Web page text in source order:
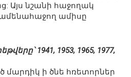
Այս նշանի հաջողակ
ամենահաջող ամիսը
1941, 1953, 1965, 1977,
մարդիկ ի ծնե հռետորներ